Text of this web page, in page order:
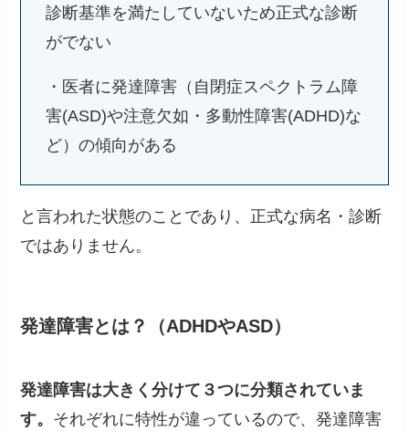
診断基準を満たしていないため正式な診断
がでない
・医者に発達障害（自閉症スペクトラム障
害(ASD)や注意欠如・多動性障害(ADHD)な
ど）の傾向がある
と言われた状態のことであり、正式な病名・診断
ではありません。
発達障害とは？（ADHDやASD）
発達障害は大きく分けて３つに分類されていま
す。 それぞれに特性が違っているので、発達障害